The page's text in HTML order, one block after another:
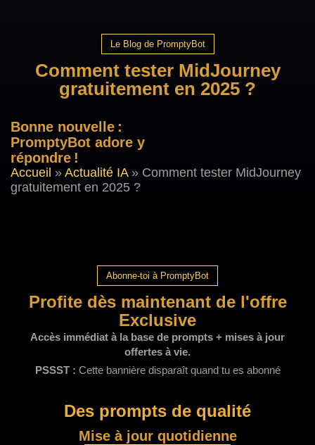
Le Blog de PromptyBot
Comment tester MidJourney
gratuitement en 2025 ?
Bonne nouvelle :
PromptyBot adore y
répondre !
Accueil » Actualité IA» Comment tester MidJourney
gratuitement en 2025 ?
Abonne-toi à PromptyBot
Profite dès maintenant de l'offre
Exclusive
Accès immédiat à la base de prompts + mises à jour
offertes à vie.
PSSST : Cette bannière disparaît quand tu es abonné
Des prompts de qualité
Mise à jour quotidienne